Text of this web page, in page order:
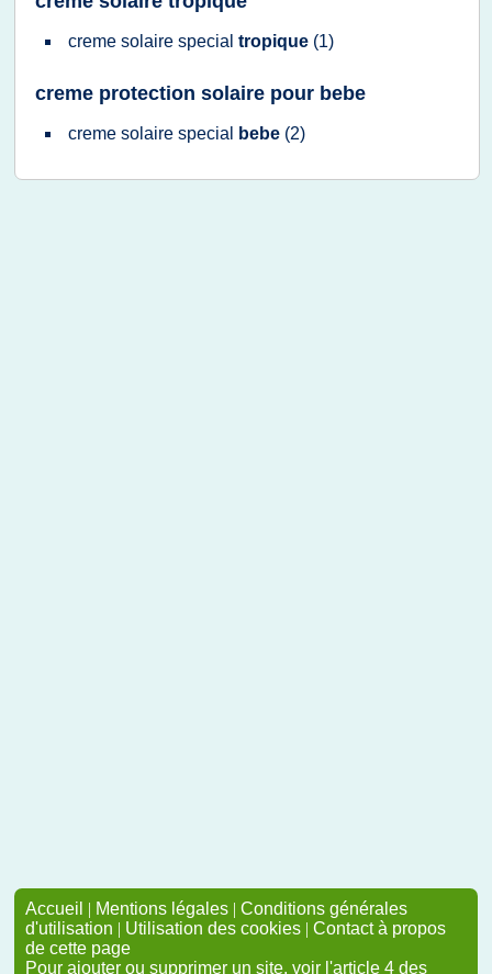
creme solaire special tropique (1)
creme protection solaire pour bebe
creme solaire special bebe (2)
Accueil | Mentions légales | Conditions générales
d'utilisation | Utilisation des cookies | Contact à propos
de cette page
Pour ajouter ou supprimer un site, voir l'article 4 des